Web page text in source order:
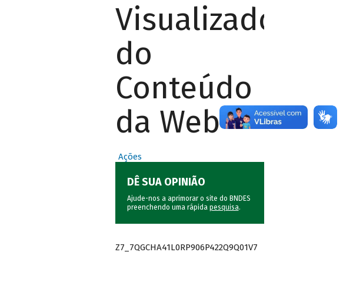
Visualizador
do
Conteúdo
da Web
Ações
DÊ SUA OPINIÃO
Ajude-nos a aprimorar o site do BNDES
preenchendo uma rápida pesquisa.
Z7_7QGCHA41L0RP906P422Q9Q01V7